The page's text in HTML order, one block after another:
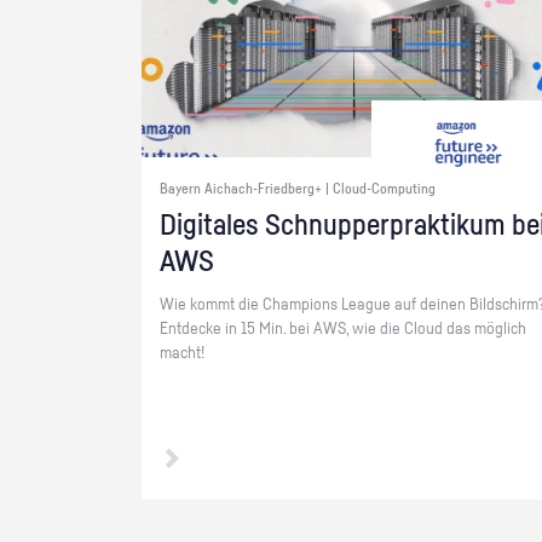
Bayern Aichach-Friedberg+ | Cloud-Computing
Di­gi­ta­les Schnup­per­prak­ti­kum
AWS
Wie kommt die Cham­pi­ons Le­ague auf dei­nen
Ent­de­cke in 15 Min. bei AWS, wie die Cloud das mög­lich
macht!